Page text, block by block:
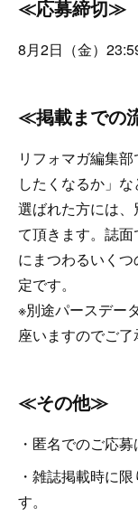
≪応募締切≫
8月2日（金）
≪掲載までの
リフォマガ編集
したくなるか」
選ばれた方には
て頂きます。誌
にまつわるいく
定です。
※別途パースデー
座いますのでご了
≪その他≫
・匿名でのご応
・雑誌掲載時に
す。